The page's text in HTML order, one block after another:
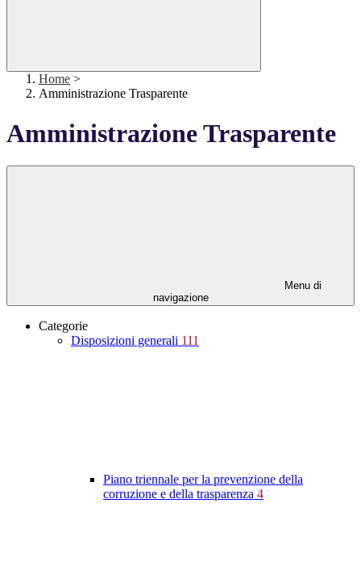
Home >
Amministrazione Trasparente
Amministrazione Trasparente
Menu di
navigazione
Categorie
Disposizioni generali 111
Piano triennale per la prevenzione della
corruzione e della trasparenza 4